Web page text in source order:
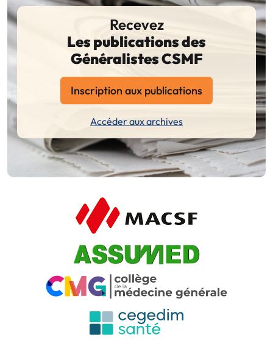
Recevez
Les publications des
Généralistes CSMF
Inscription aux publications
Accéder aux archives